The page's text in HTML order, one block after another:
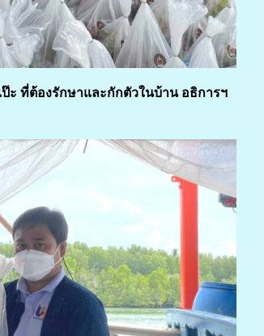
ะ ที่ต้องรักษาและกักตัวในบ้าน อธิการฯ